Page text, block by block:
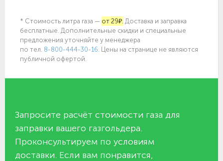
* Стоимость литра газа — от 29₽. Доставка и заправка
бесплатные. Дополнительные скидки и специальные
предложения уточняйте у менеджера
по тел. 8-800-444-30-16 . Цены на странице не являются
публичной офертой.
Запросите расчёт стоимости газа для
заправки вашего газгольдера.
Проконсультируем по условиям
доставки. Если вам понравится,